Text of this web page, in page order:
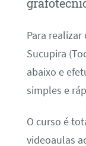
Para
Sucupira
abaixo e
simples e
O curso é
videoaulas